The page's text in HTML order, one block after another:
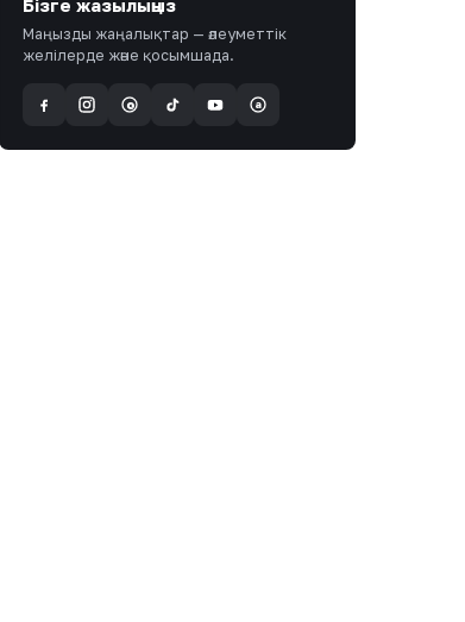
Бізге жазылыңыз
Маңызды жаңалықтар — әлеуметтік
желілерде және қосымшада.
@ a